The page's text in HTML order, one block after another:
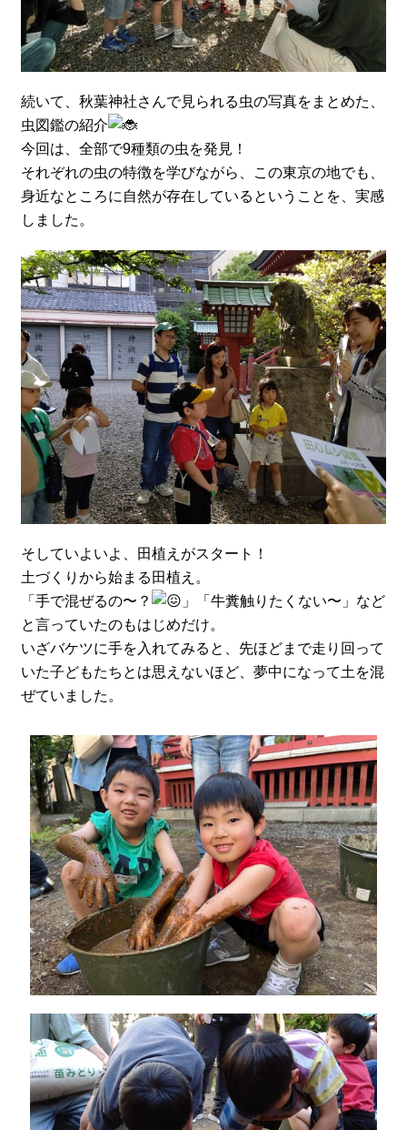
続いて、秋葉神社さんで見られる虫の写真をまとめた、
虫図鑑の紹介
今回は、全部で9種類の虫を発見！
それぞれの虫の特徴を学びながら、この東京の地でも、
身近なところに自然が存在しているということを、実感
しました。
そしていよいよ、田植えがスタート！
土づくりから始まる田植え。
「手で混ぜるの〜？
」「牛糞触りたくない〜」など
と言っていたのもはじめだけ。
いざバケツに手を入れてみると、先ほどまで走り回って
いた子どもたちとは思えないほど、夢中になって土を混
ぜていました。